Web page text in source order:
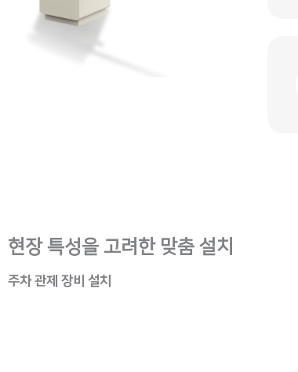
현장 특성을 고려한 맞춤 설치
주차 관제 장비 설치